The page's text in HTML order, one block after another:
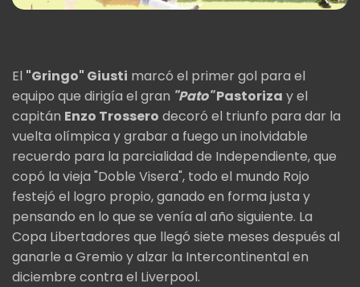
El "Gringo" Giusti marcó el primer gol para el
equipo que dirigía el gran "Pato"Pastoriza y el
capitán Enzo Trossero decoró el triunfo para dar la
vuelta olímpica y grabar a fuego un inolvidable
recuerdo para la parcialidad de Independiente, que
copó la vieja "Doble Visera", todo el mundo Rojo
festejó el logro propio, ganado en forma justa y
pensando en lo que se venía al año siguiente. La
Copa Libertadores que llegó siete meses después al
ganarle a Gremio y alzar la Intercontinental en
diciembre contra el Liverpool.